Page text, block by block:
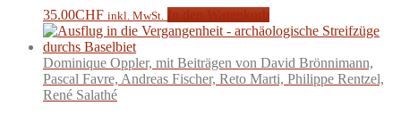
35.00CHF inkl. MwSt.
Dominique Oppler, mit Beiträgen von David Brönnimann,
Pascal Favre, Andreas Fischer, Reto Marti, Philippe Rentzel,
René Salathé